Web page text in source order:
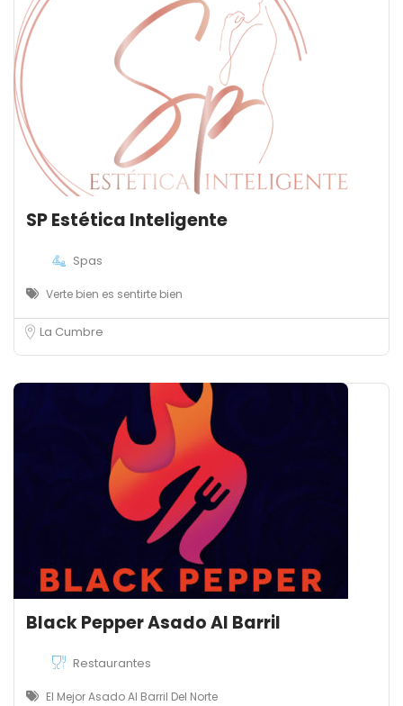
SP Estética Inteligente
Spas
Verte bien es sentirte bien
La Cumbre
Black Pepper Asado Al Barril
Restaurantes
El Mejor Asado Al Barril Del Norte